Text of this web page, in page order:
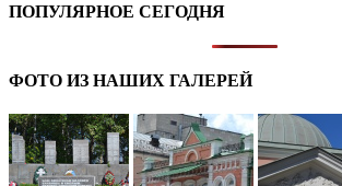
ПОПУЛЯРНОЕ СЕГОДНЯ
ФОТО ИЗ НАШИХ ГАЛЕРЕЙ